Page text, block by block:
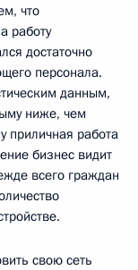
что
работу
достаточно
персонала.
данным,
ниже, чем
приличная работа
бизнес видит
всего граждан
свою сеть